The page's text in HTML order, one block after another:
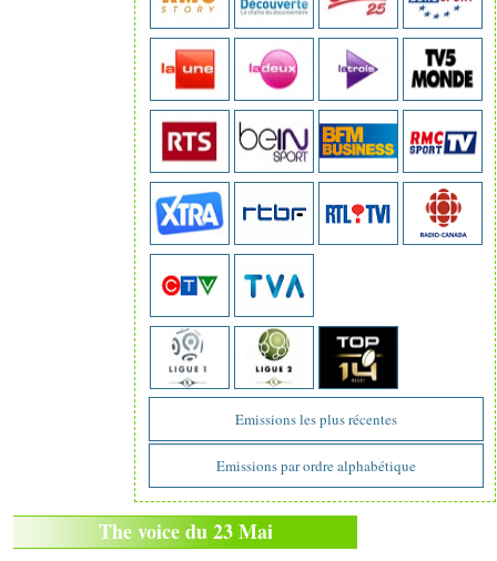
Emissions les plus récentes
Emissions par ordre alphabétique
The voice du 23 Mai